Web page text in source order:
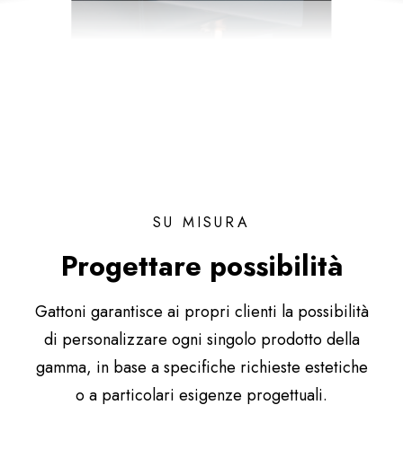
SU MISURA
Progettare possibilità
Gattoni garantisce ai propri clienti la possibilità
di personalizzare ogni singolo prodotto della
gamma, in base a specifiche richieste estetiche
o a particolari esigenze progettuali.